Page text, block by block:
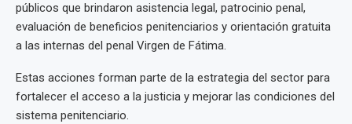
públicos que brindaron asistencia legal, patrocinio penal,
evaluación de beneficios penitenciarios y orientación gratuita
a las internas del penal Virgen de Fátima.
Estas acciones forman parte de la estrategia del sector para
fortalecer el acceso a la justicia y mejorar las condiciones del
sistema penitenciario.